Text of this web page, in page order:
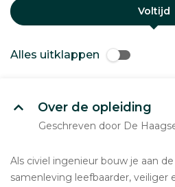
Voltijd
Alles uitklappen
Over de opleiding
Geschreven door De
Als civiel ingenieur bouw je aan
samenleving leefbaarder, veiliger